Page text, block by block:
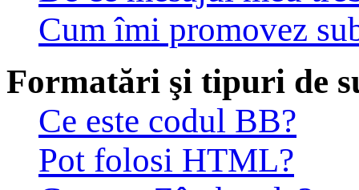
Cum îmi promovez
Formatări şi tipuri de
Ce este codul BB?
Pot folosi HTML?